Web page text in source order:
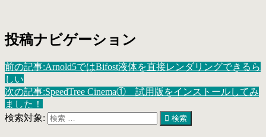
Bifrost
投稿ナビゲーション
前の記事:Arnold5ではBifost液体を直接レンダリングできるら
しい
次の記事:SpeedTree Cinema① 試用版をインストールしてみ
ました！
検索対象:
検索